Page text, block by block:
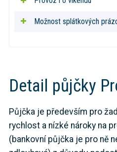
Možnost splátkových
Detail půjčky
Půjčka je především pro
rychlost a nízké nároky na
(bankovní půjčka je pro ně